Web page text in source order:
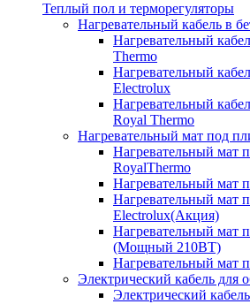
Теплый пол и терморегуляторы
Нагревательный кабель в
Нагревательный
Thermo
Нагревательный
Electrolux
Нагревательный
Royal Thermo
Нагревательный мат под
Нагревательный мат
RoyalThermo
Нагревательный мат
Нагревательный мат
Electrolux(Акция)
Нагревательный мат
(Мощный 210ВТ)
Нагревательный мат
Электрический кабель для
Электрический